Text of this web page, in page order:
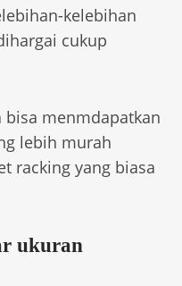
kelebihan
cukup
bisa menmdapatkan
lebih murah
racking yang biasa
ukuran